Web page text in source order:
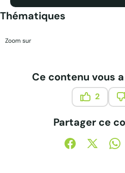
Thématiques
Zoom sur
Ce contenu vous
2
Partager ce
Partager sur